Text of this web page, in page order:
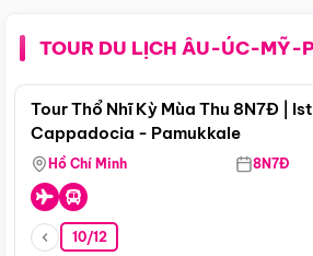
TOUR DU LỊCH ÂU-ÚC-MỸ-
Tour Thổ Nhĩ Kỳ Mùa Thu 8N7Đ |
Cappadocia - Pamukkale
Hồ Chí Minh 8N7Đ
10/12